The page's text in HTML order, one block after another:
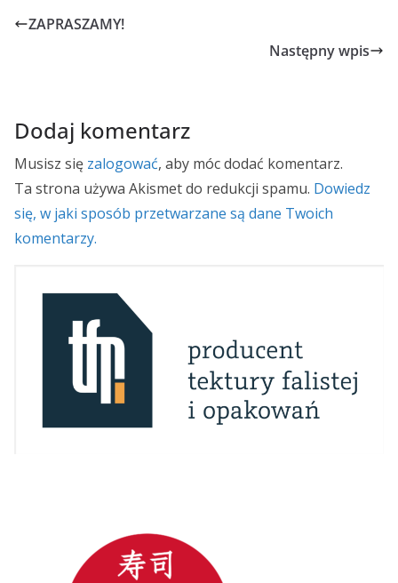
ZAPRASZAMY!
Następny wpis
Dodaj komentarz
Musisz się zalogować, aby móc dodać komentarz.
Ta strona używa Akismet do redukcji spamu. Dowiedz
się, w jaki sposób przetwarzane są dane Twoich
komentarzy.